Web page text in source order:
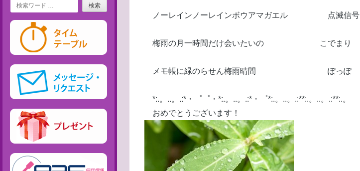
ノーレインノーレインボウアマガエル 点滅信号
梅雨の月一時間だけ会いたいの こでまり
メモ帳に緑のらせん梅雨晴間 ぽっぽ
*:.。..。.:*・゜゜・*:.。..。.:*・゜*:.。..。.:**:.。..。.:**:.。
おめでとうございます！